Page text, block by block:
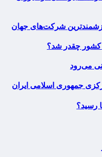
شرکت‌های جهان
کشور چقدر شد؟
می‌رود
جمهوری اسلامی ایران
رسید؟